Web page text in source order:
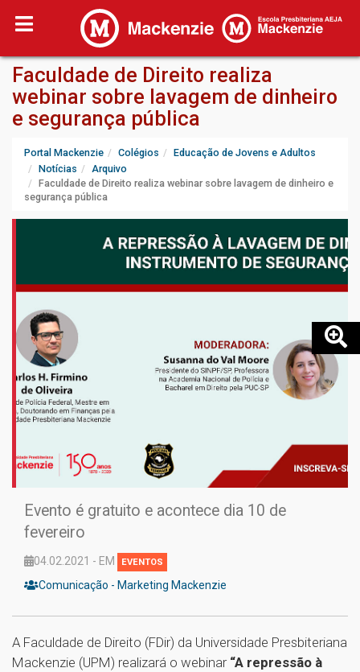
Faculdade de Direito realiza
webinar sobre lavagem de dinheiro
e segurança pública
Portal Mackenzie Colégios
Educação de Jovens e Adultos
Notícias
Arquivo
Faculdade de Direito realiza webinar sobre lavagem de dinheiro e
segurança pública
Evento é gratuito e acontece dia 10 de
fevereiro
04.02.2021 - EM EVENTOS
Comunicação - Marketing Mackenzie
A Faculdade de Direito (FDir) da Universidade Presbiteriana
Mackenzie (UPM) realizará o webinar “A repressão à